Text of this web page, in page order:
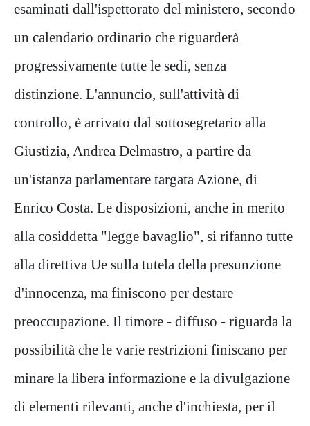
esaminati dall'ispettorato del ministero, secondo
un calendario ordinario che riguarderà
progressivamente tutte le sedi, senza
distinzione. L'annuncio, sull'attività di
controllo, è arrivato dal sottosegretario alla
Giustizia, Andrea Delmastro, a partire da
un'istanza parlamentare targata Azione, di
Enrico Costa. Le disposizioni, anche in merito
alla cosiddetta "legge bavaglio", si rifanno tutte
alla direttiva Ue sulla tutela della presunzione
d'innocenza, ma finiscono per destare
preoccupazione. Il timore - diffuso - riguarda la
possibilità che le varie restrizioni finiscano per
minare la libera informazione e la divulgazione
di elementi rilevanti, anche d'inchiesta, per il